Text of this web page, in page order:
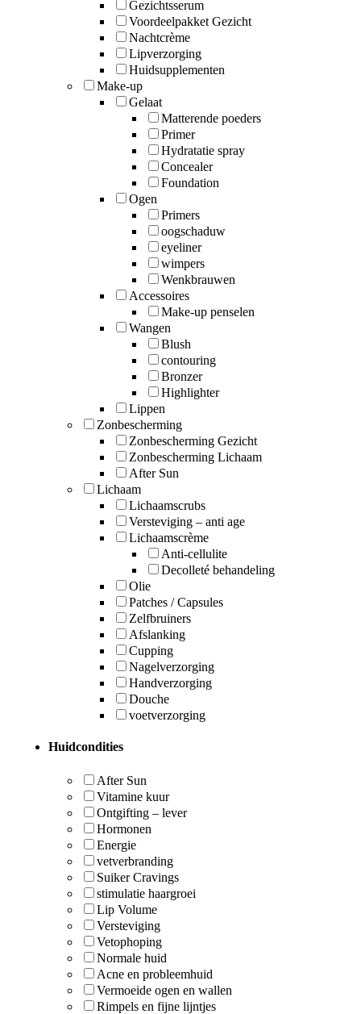
Gezichtsserum
Voordeelpakket Gezicht
Nachtcrème
Lipverzorging
Huidsupplementen
Make-up
Gelaat
Matterende poeders
Primer
Hydratatie spray
Concealer
Foundation
Ogen
Primers
oogschaduw
eyeliner
wimpers
Wenkbrauwen
Accessoires
Make-up penselen
Wangen
Blush
contouring
Bronzer
Highlighter
Lippen
Zonbescherming
Zonbescherming Gezicht
Zonbescherming Lichaam
After Sun
Lichaam
Lichaamscrubs
Versteviging – anti age
Lichaamscrème
Anti-cellulite
Decolleté behandeling
Olie
Patches / Capsules
Zelfbruiners
Afslanking
Cupping
Nagelverzorging
Handverzorging
Douche
voetverzorging
Huidcondities
After Sun
Vitamine kuur
Ontgifting – lever
Hormonen
Energie
vetverbranding
Suiker Cravings
stimulatie haargroei
Lip Volume
Versteviging
Vetophoping
Normale huid
Acne en probleemhuid
Vermoeide ogen en wallen
Rimpels en fijne lijntjes